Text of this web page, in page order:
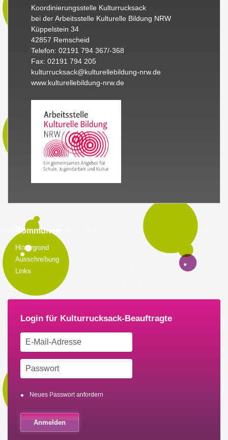
Koordinierungsstelle Kulturrucksack
bei der Arbeitsstelle Kulturelle Bildung NRW
Küppelstein 34
42857 Remscheid
Telefon: 02191 794 367/-368
Fax: 02191 794 205
kulturrucksack@kulturellebildung-nrw.de
www.kulturellebildung-nrw.de
Kommunen
Hintergrund
Ausschreibung
Links
Neues Passwort anfordern